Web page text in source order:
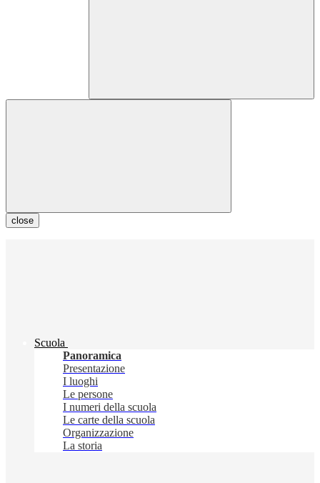
close
Scuola
Panoramica
Presentazione
I luoghi
Le persone
I numeri della scuola
Le carte della scuola
Organizzazione
La storia